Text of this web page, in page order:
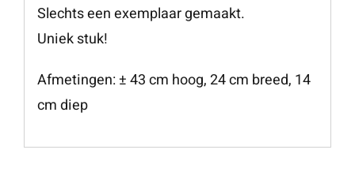
Slechts een exemplaar gemaakt.
Uniek stuk!
Afmetingen: ± 43 cm hoog, 24 cm breed, 14
cm diep